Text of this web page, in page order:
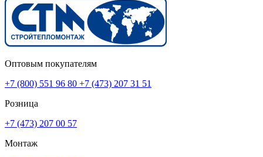
Оптовым покупателям
+7 (800) 551 96 80 +7 (473) 207 31 51
Розница
+7 (473) 207 00 57
Монтаж